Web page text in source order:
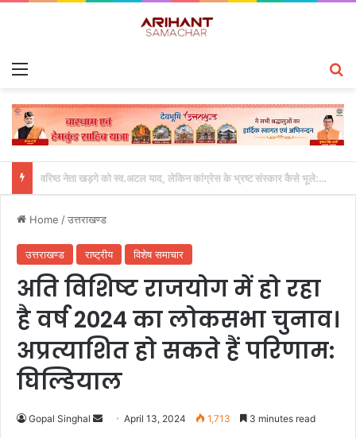
सैकड़ों पूर्व वरिष्ठ सैन्य अधिकारी और विभिन्न दलों के नेता भाजपा में शामिल
Home /उत्तराखण्ड
उत्तराखण्ड राष्ट्रीय विशेष समाचार
अति विशिष्ट राजयोग में हो रहा
है वर्ष 2024 का लोकसभा चुनाव।
अप्रत्याशित हो सकते हैं परिणाम:
घिल्डियाल
Gopal Singhal April 13, 2024 1,713 3 minutes read